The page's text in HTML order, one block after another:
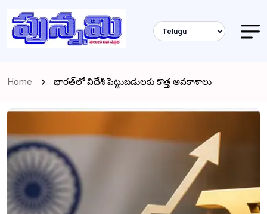
Home భారత్‌లో విదేశీ పెట్టుబడులకు కొత్త అవకాశాలు